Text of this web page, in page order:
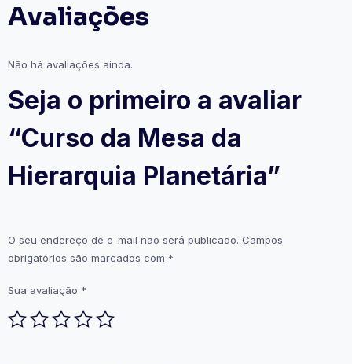
Avaliações
Não há avaliações ainda.
Seja o primeiro a avaliar
“Curso da Mesa da
Hierarquia Planetária”
O seu endereço de e-mail não será publicado. Campos
obrigatórios são marcados com *
Sua avaliação *